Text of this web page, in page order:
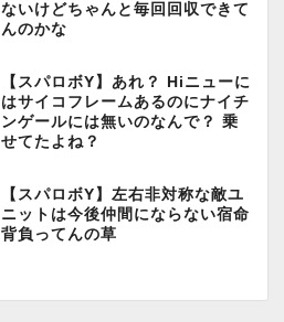
ないけどちゃんと毎回回収できて
んのかな
【スパロボY】あれ？ Hiニューに
はサイコフレームあるのにナイチ
ンゲールには無いのなんで？ 乗
せてたよね？
【スパロボY】左右非対称な敵ユ
ニットは今後仲間にならない宿命
背負ってんの草